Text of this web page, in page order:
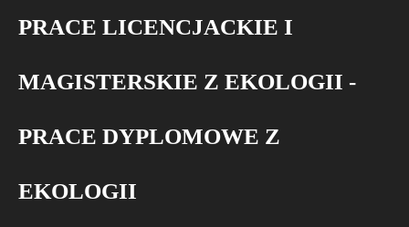
PRACE LICENCJACKIE I
MAGISTERSKIE Z EKOLOGII -
PRACE DYPLOMOWE Z
EKOLOGII